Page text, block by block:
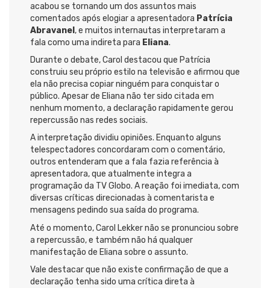
acabou se tornando um dos assuntos mais
comentados após elogiar a apresentadora Patrícia
Abravanel , e muitos internautas interpretaram a
fala como uma indireta para Eliana.
Durante o debate, Carol destacou que Patrícia
construiu seu próprio estilo na televisão e afirmou que
ela não precisa copiar ninguém para conquistar o
público. Apesar de Eliana não ter sido citada em
nenhum momento, a declaração rapidamente gerou
repercussão nas redes sociais.
A interpretação dividiu opiniões. Enquanto alguns
telespectadores concordaram com o comentário,
outros entenderam que a fala fazia referência à
apresentadora, que atualmente integra a
programação da TV Globo. A reação foi imediata, com
diversas críticas direcionadas à comentarista e
mensagens pedindo sua saída do programa.
Até o momento, Carol Lekker não se pronunciou sobre
a repercussão, e também não há qualquer
manifestação de Eliana sobre o assunto.
Vale destacar que não existe confirmação de que a
declaração tenha sido uma crítica direta à